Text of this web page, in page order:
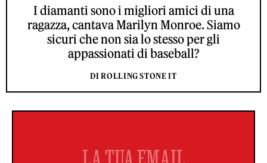
I diamanti sono i migliori amici di una
ragazza, cantava Marilyn Monroe. Siamo
sicuri che non sia lo stesso per gli
appassionati di baseball?
DI ROLLING STONE IT